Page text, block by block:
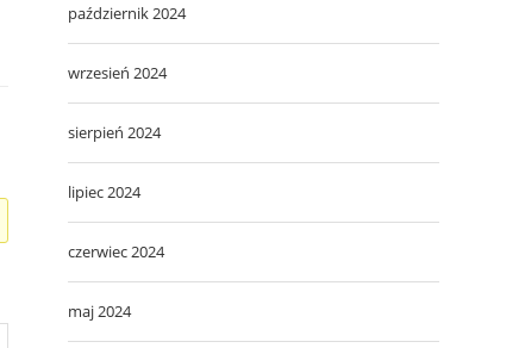
październik 2024
wrzesień 2024
sierpień 2024
lipiec 2024
czerwiec 2024
maj 2024